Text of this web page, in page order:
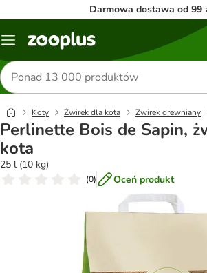
Darmowa dostawa od 99
Menu
Szukaj
produktów
Koty Żwirek dla kota Żwirek drewniany
Perlinette Bois de Sapin,
kota
25 l (10 kg)
(0) Oceń produkt